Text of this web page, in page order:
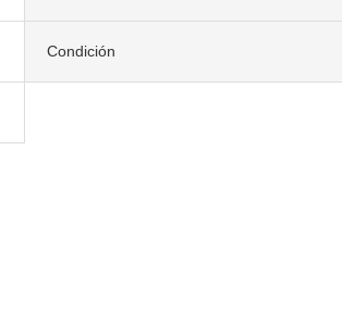
Condición